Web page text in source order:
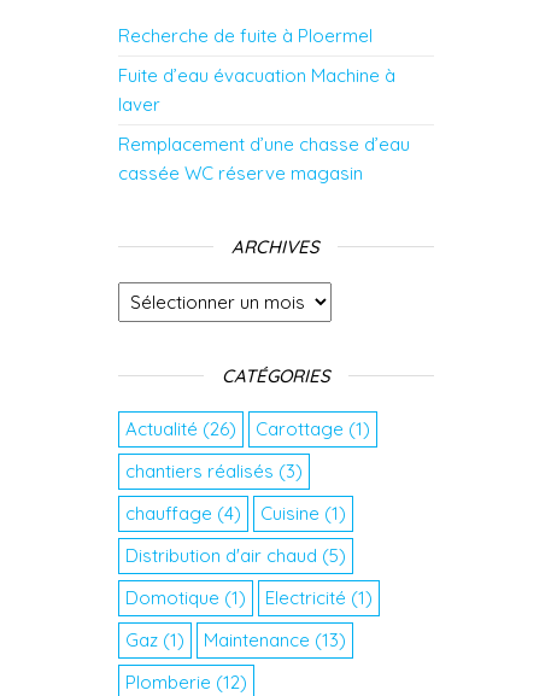
Recherche de fuite à Ploermel
Fuite d’eau évacuation Machine à
laver
Remplacement d’une chasse d’eau
cassée WC réserve magasin
ARCHIVES
Archives
CATÉGORIES
Actualité (26) Carottage (1)
chantiers réalisés (3)
chauffage (4) Cuisine (1)
Distribution d'air chaud (5)
Domotique (1) Electricité (1)
Gaz(1) Maintenance (13)
Plomberie (12)